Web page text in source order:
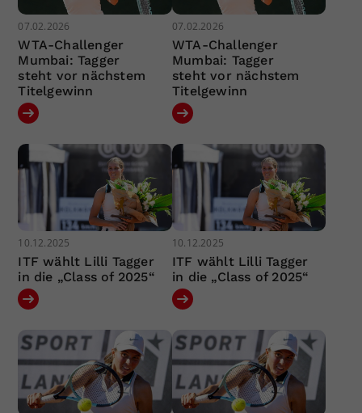
07.02.2026
WTA-Challenger
Mumbai: Tagger
steht vor nächstem
Titelgewinn
07.02.2026
WTA-Challenger
Mumbai: Tagger
steht vor nächstem
Titelgewinn
10.12.2025
ITF wählt Lilli Tagger
in die „Class of 2025“
10.12.2025
ITF wählt Lilli Tagger
in die „Class of 2025“